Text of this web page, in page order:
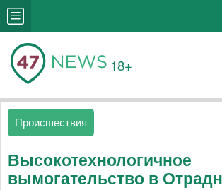
18+
Происшествия
Высокотехнологичное
вымогательство в